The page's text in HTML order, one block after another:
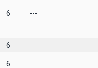
6 ---
6
6